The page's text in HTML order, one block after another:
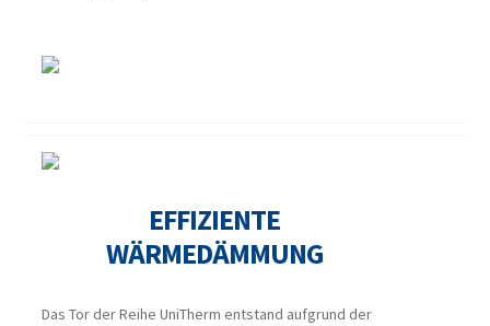
EFFIZIENTE
WÄRMEDÄMMUNG
Das Tor der Reihe UniTherm entstand aufgrund der